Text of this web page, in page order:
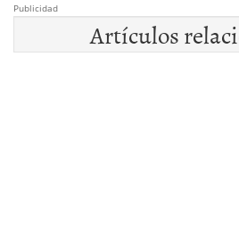
Publicidad
Artículos